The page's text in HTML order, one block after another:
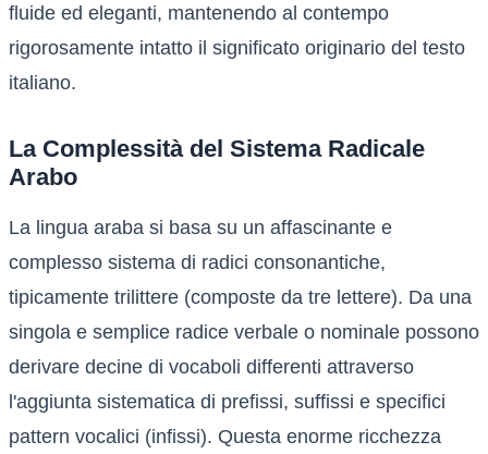
fluide ed eleganti, mantenendo al contempo
rigorosamente intatto il significato originario del testo
italiano.
La Complessità del Sistema Radicale
Arabo
La lingua araba si basa su un affascinante e
complesso sistema di radici consonantiche,
tipicamente trilittere (composte da tre lettere). Da una
singola e semplice radice verbale o nominale possono
derivare decine di vocaboli differenti attraverso
l'aggiunta sistematica di prefissi, suffissi e specifici
pattern vocalici (infissi). Questa enorme ricchezza